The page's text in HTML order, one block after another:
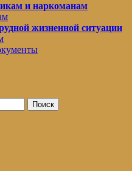
и наркоманам
жизненной ситуации
Поиск